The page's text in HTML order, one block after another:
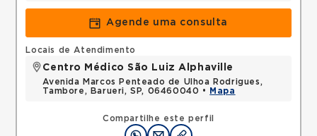
Agende uma consulta
Compartilhe este perfil
Locais de Atendimento
Centro Médico São Luiz Alphaville
Avenida Marcos Penteado de Ulhoa Rodrigues,
Tambore, Barueri, SP, 06460040 •
Mapa